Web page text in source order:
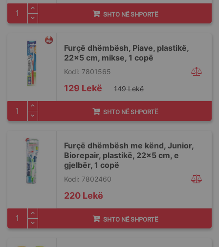
SHTO NË SHPORTË
Furçë dhëmbësh, Piave, plastikë,
22x5 cm, mikse, 1 copë
Kodi: 7801565
Special
Price
129 Lekë 149 Lekë
SHTO NË SHPORTË
Furçë dhëmbësh me kënd, Junior,
Biorepair, plastikë, 22x5 cm, e
gjelbër, 1 copë
Kodi: 7802460
220 Lekë
SHTO NË SHPORTË